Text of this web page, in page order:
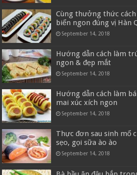
Cùng thưởng thức
biển ngon đúng vị Hàn
September 14, 2018
Hướng dẫn cách làm
ngon & đẹp mắt
September 14, 2018
Hướng dẫn cách làm
mai xúc xích ngon
September 14, 2018
Thực đơn sau sinh mổ
sẹo, gọi sữa ào ào
September 14, 2018